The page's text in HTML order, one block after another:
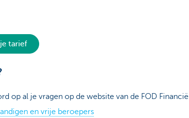
tarief
op al je vragen op de website van de FOD
en vrije beroepers